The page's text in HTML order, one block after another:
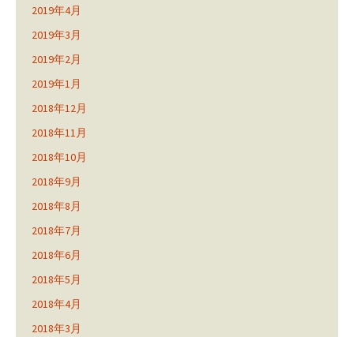
2019年4月
2019年3月
2019年2月
2019年1月
2018年12月
2018年11月
2018年10月
2018年9月
2018年8月
2018年7月
2018年6月
2018年5月
2018年4月
2018年3月